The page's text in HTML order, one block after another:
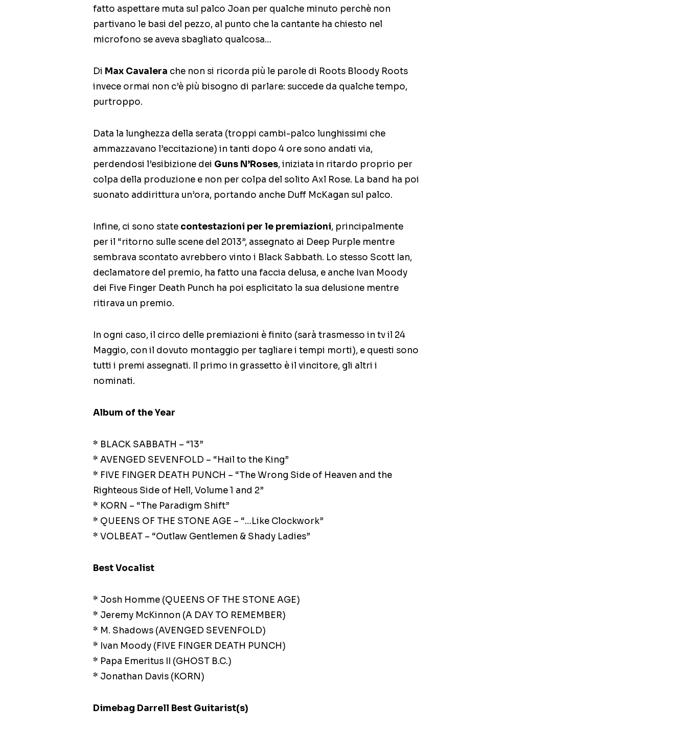
fatto aspettare muta sul palco Joan per qualche minuto perchè non
partivano le basi del pezzo, al punto che la cantante ha chiesto nel
microfono se aveva sbagliato qualcosa…
Di Max Cavalera che non si ricorda più le parole di Roots Bloody Roots
invece ormai non c’è più bisogno di parlare: succede da qualche tempo,
purtroppo.
Data la lunghezza della serata (troppi cambi-palco lunghissimi che
ammazzavano l’eccitazione) in tanti dopo 4 ore sono andati via,
perdendosi l’esibizione dei Guns N’Roses, iniziata in ritardo proprio per
colpa della produzione e non per colpa del solito Axl Rose. La band ha poi
suonato addirittura un’ora, portando anche Duff McKagan sul palco.
Infine, ci sono state contestazioni per le premiazioni, principalmente
per il “ritorno sulle scene del 2013”, assegnato ai Deep Purple mentre
sembrava scontato avrebbero vinto i Black Sabbath. Lo stesso Scott Ian,
declamatore del premio, ha fatto una faccia delusa, e anche Ivan Moody
dei Five Finger Death Punch ha poi esplicitato la sua delusione mentre
ritirava un premio.
In ogni caso, il circo delle premiazioni è finito (sarà trasmesso in tv il 24
Maggio, con il dovuto montaggio per tagliare i tempi morti), e questi sono
tutti i premi assegnati. Il primo in grassetto è il vincitore, gli altri i
nominati.
Album of the Year
* BLACK SABBATH – “13”
* AVENGED SEVENFOLD – “Hail to the King”
* FIVE FINGER DEATH PUNCH – “The Wrong Side of Heaven and the
Righteous Side of Hell, Volume 1 and 2”
* KORN – “The Paradigm Shift”
* QUEENS OF THE STONE AGE – “…Like Clockwork”
* VOLBEAT – “Outlaw Gentlemen & Shady Ladies”
Best Vocalist
* Josh Homme (QUEENS OF THE STONE AGE)
* Jeremy McKinnon (A DAY TO REMEMBER)
* M. Shadows (AVENGED SEVENFOLD)
* Ivan Moody (FIVE FINGER DEATH PUNCH)
* Papa Emeritus II (GHOST B.C.)
* Jonathan Davis (KORN)
Dimebag Darrell Best Guitarist(s)